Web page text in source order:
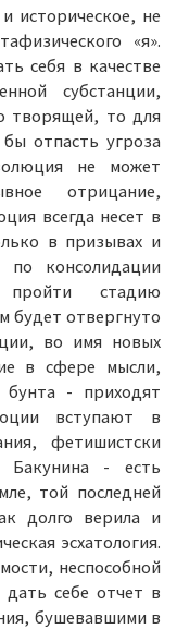
историческое, не
«я».
себя в качестве
субстанции,
творящей, то для
отпасть угроза
не может
отрицание,
всегда несет в
в призывах и
консолидации
пройти стадию
будет отвергнуто
во имя новых
в сфере мысли,
бунта - приходят
вступают в
фетишистски
Бакунина - есть
той последней
долго верила и
эсхатология.
неспособной
себе отчет в
бушевавшими в